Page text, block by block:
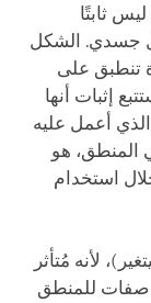
ثابتًا
جسدي. الشكل
تنطبق على
إثبات أنها
أعمل عليه
المنطق، هو
استخدام
لأنه مُتأثر
صفات للمنطق